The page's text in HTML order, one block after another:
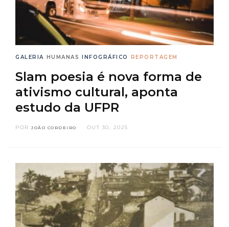
GALERIA HUMANAS INFOGRÁFICO REPORTAGEM
Slam poesia é nova forma de
ativismo cultural, aponta
estudo da UFPR
POR JOÃO CORDEIRO OUT 30, 2025